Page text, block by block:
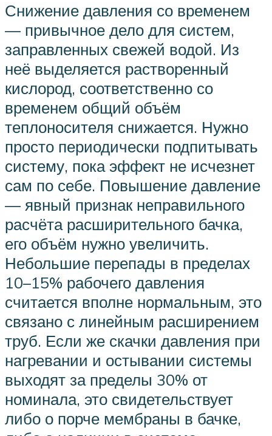
Снижение давления со временем
— привычное дело для систем,
заправленных свежей водой. Из
неё выделяется растворенный
кислород, соответственно со
временем общий объём
теплоносителя снижается. Нужно
просто периодически подпитывать
систему, пока эффект не исчезнет
сам по себе. Повышение давление
— явный признак неправильного
расчёта расширительного бачка,
его объём нужно увеличить.
Небольшие перепады в пределах
10–15% рабочего давления
считается вполне нормальным, это
связано с линейным расширением
труб. Если же скачки давления при
нагревании и остывании системы
выходят за пределы 30% от
номинала, это свидетельствует
либо о порче мембраны в бачке,